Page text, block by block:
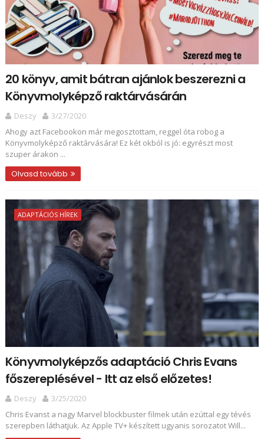
20 könyv, amit bátran ajánlok beszerezni a
Könyvmolyképző raktárvásárán
Deszy
3/27/2020
Ahogy azt Facebookon már megosztottam, reggel óta robog a
Könyvmolyképző raktárvására! Ez két okból is jó: egyrészt most
szuper árakon ...
Olvasd tovább
ADAPTÁCIÓS HÍREK
Könyvmolyképzős adaptáció Chris Evans
főszereplésével - Itt az első előzetes!
Deszy
3/25/2020
Chris Evanst a nagy Marvel blockbuster filmek után ezúttal egy tévés
szerepben láthatjuk. Az Apple TV+ készített ugyanis sorozatot Will...